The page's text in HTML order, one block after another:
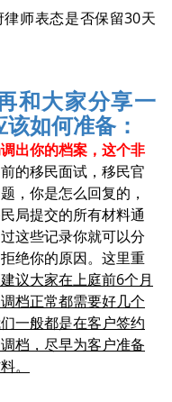
师表态是否保留30天
和大家分享一
如何准备：
出你的档案，这个非
的移民面试，移民官
，你是怎么回复的，
局提交的所有材料通
这些记录你就可以分
绝你的原因。这里重
议大家在上庭前6个月
档正常都需要好几个
一般都是在客户签约
档，尽早为客户准备
。